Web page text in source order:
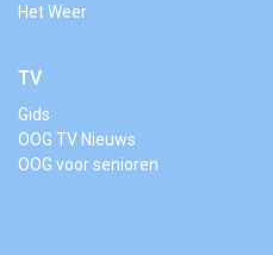
Het Weer
TV
Gids
OOG TV Nieuws
OOG voor senioren